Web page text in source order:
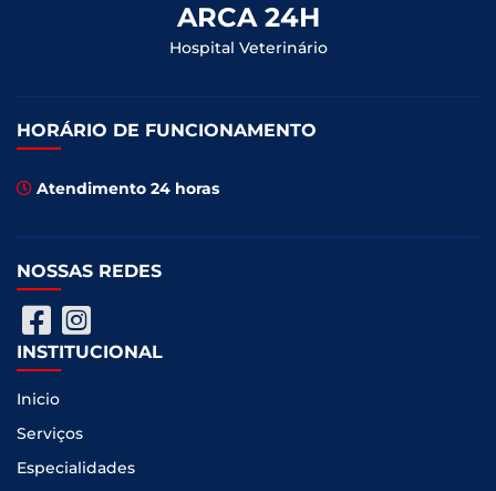
ARCA 24H
Hospital Veterinário
HORÁRIO DE FUNCIONAMENTO
Atendimento 24 horas
NOSSAS REDES
INSTITUCIONAL
Inicio
Serviços
Especialidades